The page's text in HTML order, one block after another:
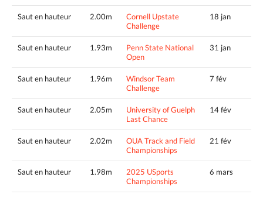
Saut en hauteur 2.00m
Cornell Upstate
Challenge
18 jan
Saut en hauteur 1.93m
Penn State National
Open
31 jan
Saut en hauteur 1.96m
Windsor Team
Challenge
7 fév
Saut en hauteur 2.05m
University of Guelph
Last Chance
14 fév
Saut en hauteur 2.02m
OUA Track and Field
Championships
21 fév
Saut en hauteur 1.98m
2025 USports
Championships
6 mars